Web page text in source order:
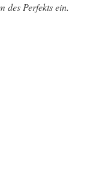
des Perfekts ein.